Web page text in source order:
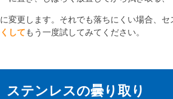
に変更します。それでも落ちにくい場合、
くしてもう一度試してみてください。
ステンレスの曇り取り